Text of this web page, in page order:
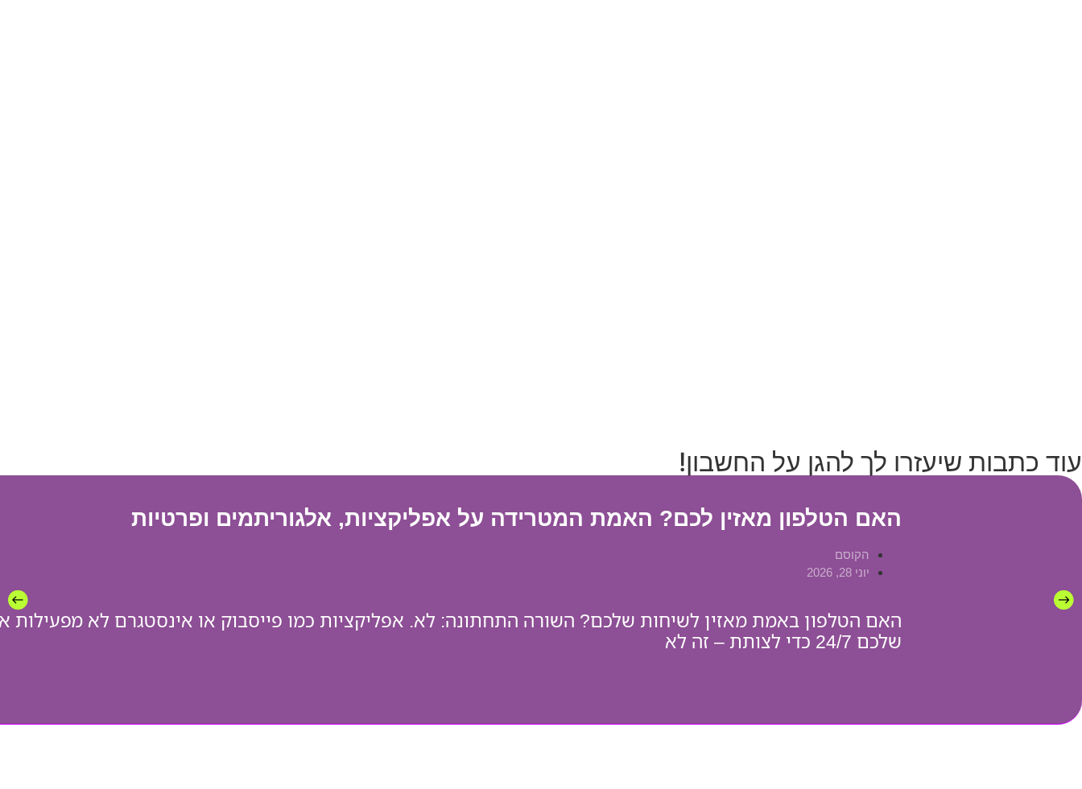
עוד כתבות שיעזרו לך להגן על החשבון!
האם הטלפון מאזין לכם? האמת המטרידה על אפליקציות, אלגוריתמים ופרטיות
הקוסם
יוני 28, 2026
האם הטלפון באמת מאזין לשיחות שלכם? השורה התחתונה: לא. אפליקציות כמו פייסבוק או אינסטגרם לא מפעילות
שלכם 24/7 כדי לצותת – זה לא